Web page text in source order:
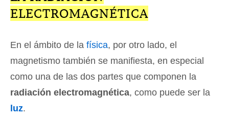
ELECTROMAGNÉTICA
En el ámbito de la física, por otro lado, el
magnetismo también se manifiesta, en especial
como una de las dos partes que componen la
radiación electromagnética, como puede ser la
luz.